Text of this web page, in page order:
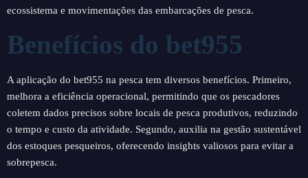
ecossistema e movimentações das embarcações de pesca.
Benefícios do bet955
A aplicação do bet955 na pesca tem diversos benefícios. Primeiro,
melhora a eficiência operacional, permitindo que os pescadores
coletem dados precisos sobre locais de pesca produtivos, reduzindo
o tempo e custo da atividade. Segundo, auxilia na gestão sustentável
dos estoques pesqueiros, oferecendo insights valiosos para evitar a
sobrepesca.